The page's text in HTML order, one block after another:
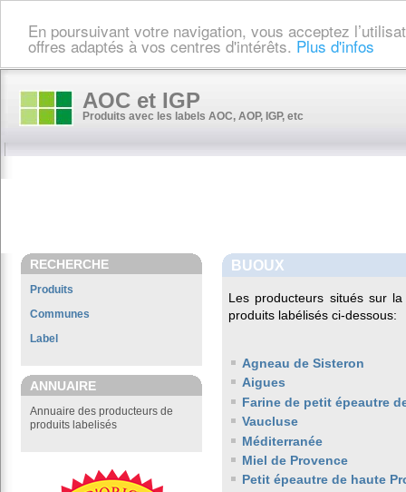
En poursuivant votre navigation, vous acceptez
offres adaptés à vos centres d'intérêts. Plus d'infos
AOC et IGP
Produits avec les labels AOC, AOP, IGP, etc
RECHERCHE
Produits
Communes
Label
ANNUAIRE
Annuaire des producteurs de
produits labelisés
BUOUX
Les producteurs situés sur
produits labélisés ci-dessous:
Agneau de Sisteron
Aigues
Farine de petit épeautre
Vaucluse
Méditerranée
Miel de Provence
Petit épeautre de haute